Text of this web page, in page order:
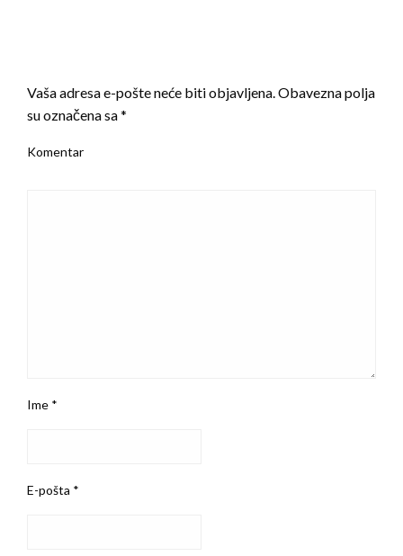
Vaša adresa e-pošte neće biti objavljena.Obavezna polja
su označena sa*
Komentar
Ime *
E-pošta *